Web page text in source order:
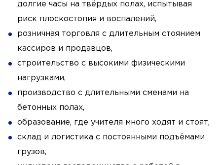
долгие часы на твёрдых полах, испытывая
риск плоскостопия и воспалений,
розничная торговля с длительным стоянием
кассиров и продавцов,
строительство с высокими физическими
нагрузками,
производство с длительными сменами на
бетонных полах,
образование, где учителя много ходят и стоят,
склад и логистика с постоянными подъёмами
грузов,